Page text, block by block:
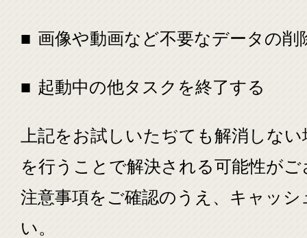
画像や動画など不要なデータの削
起動中の他タスクを終了する
上記をお試しいたぢても解消しな
を行うことで解決される可能性が
注意事項をご確認のうえ、キャッ
い。